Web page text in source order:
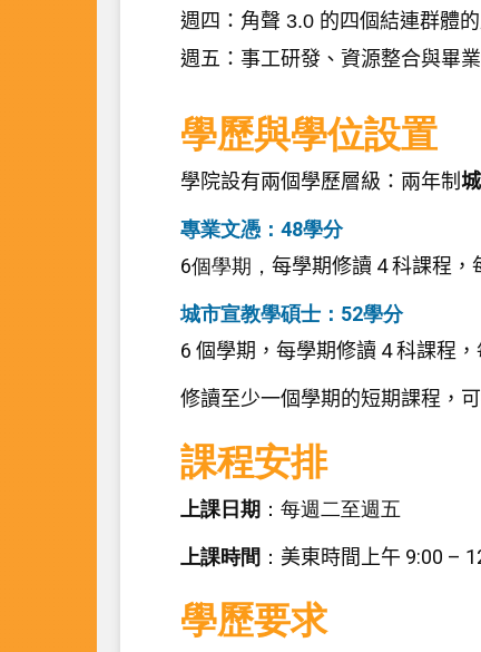
週四：角聲 3.0 的四個結連群體
週五：事工研發、資源整合與畢業
學歷與學位設置
學院設有兩個學歷層級：兩年制
專業文憑：48學分
6個學期， 每學期修讀 4科課程，
城市宣教學碩士：52學分
6 個學期，每學期修讀 4科課程
修讀至少一個學期的短期課程，
課程安排
上課日期 ：每週二至週五
上課時間 ： 美東時間上午 9:00 –
學歷要求